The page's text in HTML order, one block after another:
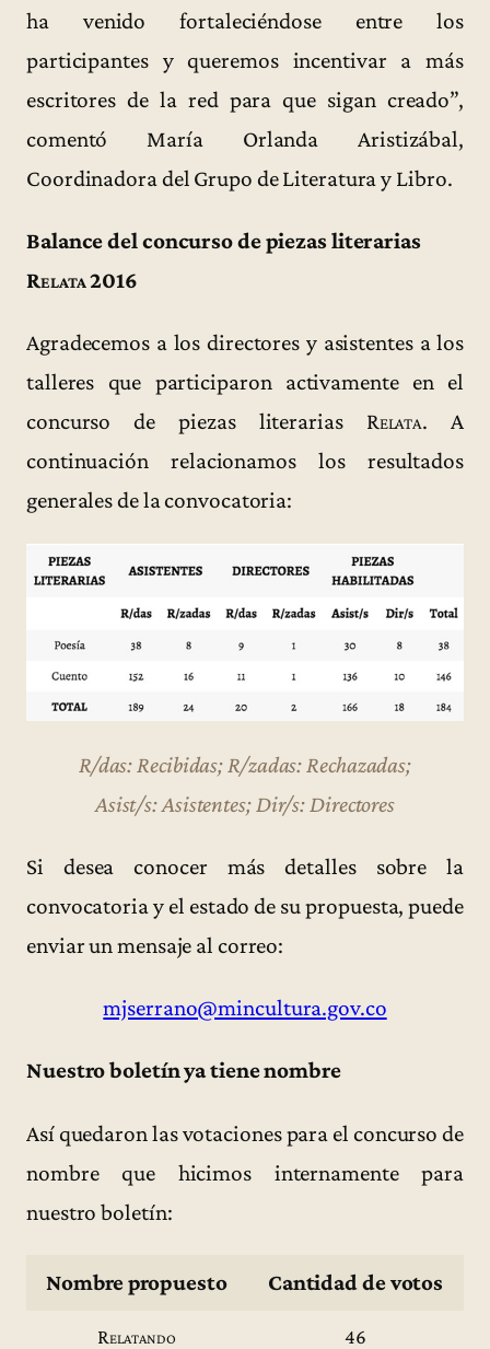
ha venido fortaleciéndose entre los
participantes y queremos incentivar a más
escritores de la red para que sigan creado”,
comentó María Orlanda Aristizábal,
Coordinadora del Grupo de Literatura y Libro.
Balance del concurso de piezas literarias
Relata2016
Agradecemos a los directores y asistentes a los
talleres que participaron activamente en el
concurso de piezas literarias Relata. A
continuación relacionamos los resultados
generales de la convocatoria:
R/das: Recibidas; R/zadas: Rechazadas;
Asist/s: Asistentes; Dir/s: Directores
Si desea conocer más detalles sobre la
convocatoria y el estado de su propuesta, puede
enviar un mensaje al correo:
mjserrano@mincultura.gov.co
Nuestro boletín ya tiene nombre
Así quedaron las votaciones para el concurso de
nombre que hicimos internamente para
nuestro boletín:
Nombre propuesto Cantidad de votos
Relatando 46